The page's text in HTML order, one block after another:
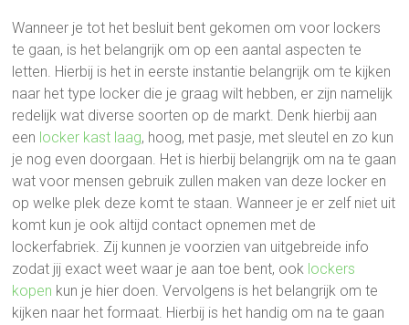
Wanneer je tot het besluit bent gekomen om voor lockers
te gaan, is het belangrijk om op een aantal aspecten te
letten. Hierbij is het in eerste instantie belangrijk om te kijken
naar het type locker die je graag wilt hebben, er zijn namelijk
redelijk wat diverse soorten op de markt. Denk hierbij aan
een locker kast laag, hoog, met pasje, met sleutel en zo kun
je nog even doorgaan. Het is hierbij belangrijk om na te gaan
wat voor mensen gebruik zullen maken van deze locker en
op welke plek deze komt te staan. Wanneer je er zelf niet uit
komt kun je ook altijd contact opnemen met de
lockerfabriek. Zij kunnen je voorzien van uitgebreide info
zodat jij exact weet waar je aan toe bent, ook lockers
kopen kun je hier doen. Vervolgens is het belangrijk om te
kijken naar het formaat. Hierbij is het handig om na te gaan